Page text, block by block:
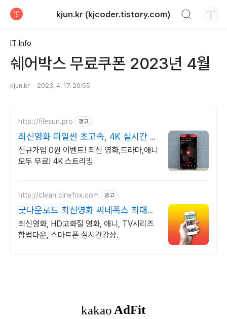
kjun.kr (kjcoder.tistory.com)
IT Info
쉐어박스 무료쿠폰 2023년 4월
kjun.kr 2023. 4. 17. 20:55
http://filesun.pro 광고
최신영화 파일썬 초고속, 4K 실시간 보
기!
신규가입 0원 이벤트! 최신 영화,드라마,애니
모두 무료! 4K 스트리밍
http://clean.cinefox.com 광고
굿다운로드 최신영화 씨네폭스 최대3
만원+10%추가적립
최신영화, HD고화질 영화, 애니, TV시리즈
합법다운, 스마트폰 실시간감상.